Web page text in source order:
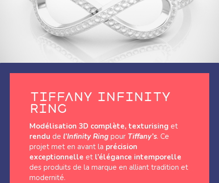
Tiffany infinity
ring
Modélisation 3D complète, texturising et
rendu de l’Infinity Ring pour Tiffany’s. Ce
projet met en avant la précision
exceptionnelle et l’élégance intemporelle
des produits de la marque en alliant tradition et
modernité.